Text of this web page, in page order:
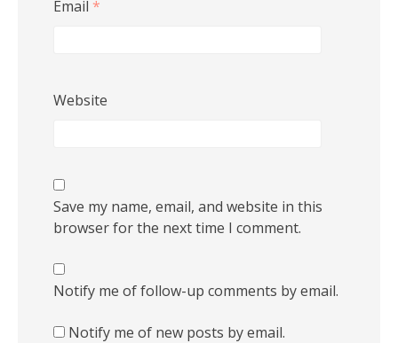
Email *
Website
Save my name, email, and website in this
browser for the next time I comment.
Notify me of follow-up comments by email.
Notify me of new posts by email.